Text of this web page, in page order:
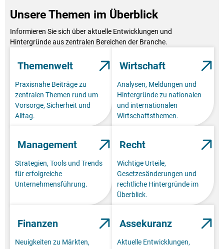
Unsere Themen im Überblick
Informieren Sie sich über aktuelle Entwicklungen und
Hintergründe aus zentralen Bereichen der Branche.
Themenwelt
Praxisnahe Beiträge zu
zentralen Themen rund um
Vorsorge, Sicherheit und
Alltag.
Wirtschaft
Analysen, Meldungen und
Hintergründe zu nationalen
und internationalen
Wirtschaftsthemen.
Management
Strategien, Tools und Trends
für erfolgreiche
Unternehmensführung.
Recht
Wichtige Urteile,
Gesetzesänderungen und
rechtliche Hintergründe im
Überblick.
Finanzen
Neuigkeiten zu Märkten,
Assekuranz
Aktuelle Entwicklungen,